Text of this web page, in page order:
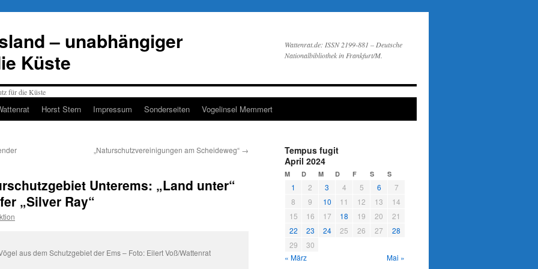
– unabhängiger
Küste
Wattenrat.de: ISSN 2199-881 – Deutsche
Nationalbibliothek in Frankfurt/M.
Horst Stern Impressum Sonderseiten Vogelinsel Memmert
„Naturschutzvereinigungen am Scheideweg“ →
Unterems: „Land unter“
„Silver Ray“
aus dem Schutzgebiet der Ems – Foto: Eilert Voß/Wattenrat
Tempus fugit
April 2024
M D M D F S S
1 2 3 4 5 6
7
8
9 10 11 12 13
14
15
16 17 18 19 20
21
22
23 24 25 26 27
28
29
30
« März
Mai »